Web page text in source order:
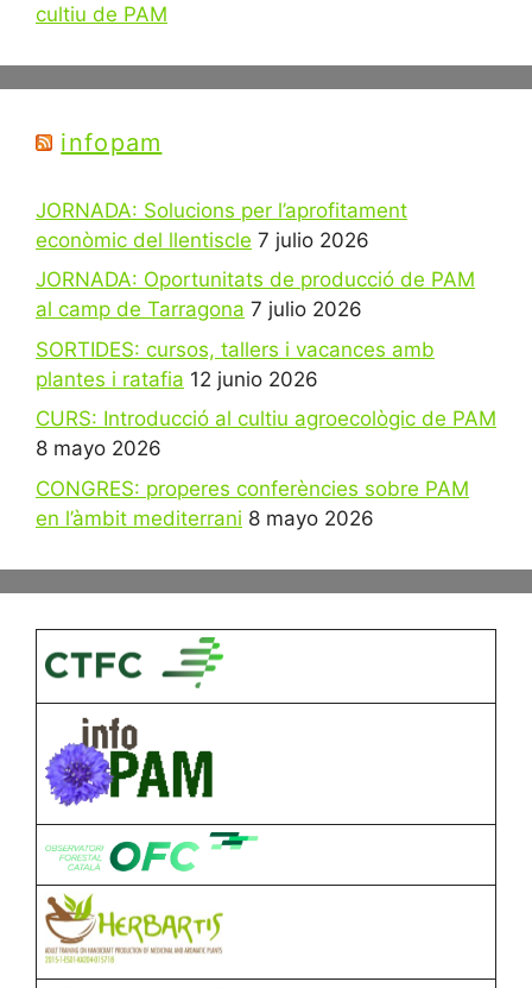
cultiu de PAM
infopam
JORNADA: Solucions per l’aprofitament
econòmic del llentiscle 7 julio 2026
JORNADA: Oportunitats de producció de PAM
al camp de Tarragona 7 julio 2026
SORTIDES: cursos, tallers i vacances amb
plantes i ratafia 12 junio 2026
CURS: Introducció al cultiu agroecològic de PAM
8 mayo 2026
CONGRES: properes conferències sobre PAM
en l’àmbit mediterrani 8 mayo 2026